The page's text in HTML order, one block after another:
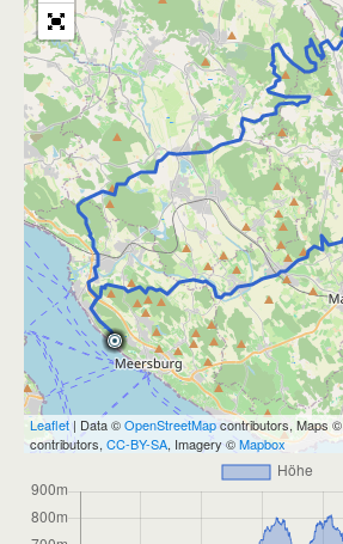
Leaflet| Data ©OpenStreetMapcontributors, Maps ©
contributors, CC-BY-SA, Imagery ©Mapbox